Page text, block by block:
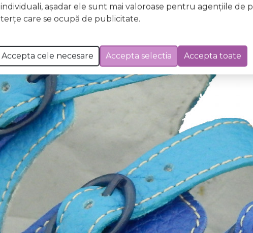
individuali, aşadar ele sunt mai valoroase pentru agenţiile de
terţe care se ocupă de publicitate.
Accepta cele necesare Accepta selectia Accepta toate